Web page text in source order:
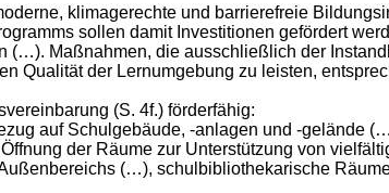
klimagerechte und barrierefreie
sollen damit Investitionen gefördert
Maßnahmen, die ausschließlich der
Qualität der Lernumgebung zu leisten,
(S. 4f.) förderfähig:
auf Schulgebäude, -anlagen und -gelände
der Räume zur Unterstützung von
(…), schulbibliothekarische